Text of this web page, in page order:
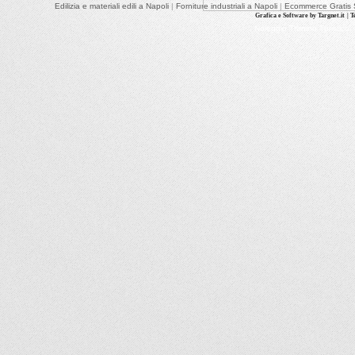
Noleggio Trenino Turistico
Edilizia e materiali edili a Napoli | Forniture industriali a Napoli | Ecommerce Gratis
Grafica e Software by Targnet.it |